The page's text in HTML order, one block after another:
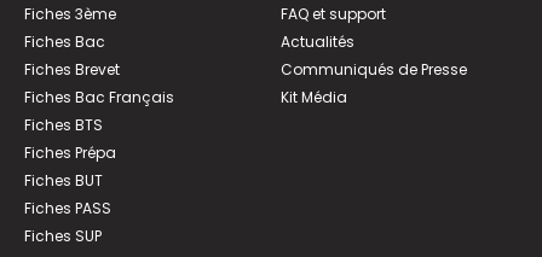
Fiches 3ème
Fiches Bac
Fiches Brevet
Fiches Bac Français
Fiches BTS
Fiches Prépa
Fiches BUT
Fiches PASS
Fiches SUP
FAQ et support
Actualités
Communiqués de Presse
Kit Média